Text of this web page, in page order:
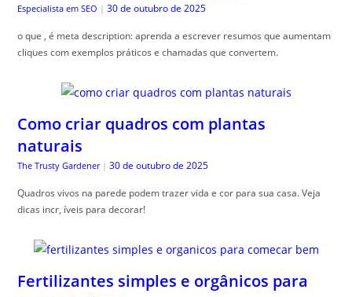
Especialista em SEO | 30 de outubro de 2025
o que , é meta description: aprenda a escrever resumos que aumentam
cliques com exemplos práticos e chamadas que convertem.
Como criar quadros com plantas
naturais
The Trusty Gardener | 30 de outubro de 2025
Quadros vivos na parede podem trazer vida e cor para sua casa. Veja
dicas incr, íveis para decorar!
Fertilizantes simples e orgânicos para